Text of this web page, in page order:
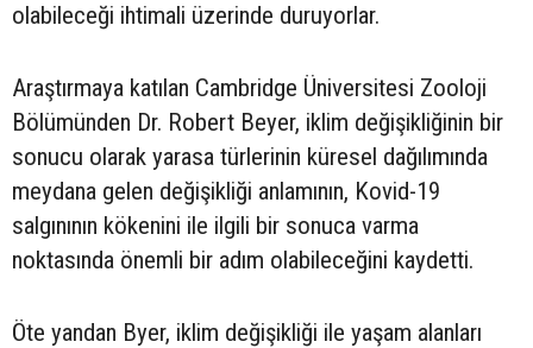
olabileceği ihtimali üzerinde duruyorlar.
Araştırmaya katılan Cambridge Üniversitesi Zooloji
Bölümünden Dr. Robert Beyer, iklim değişikliğinin bir
sonucu olarak yarasa türlerinin küresel dağılımında
meydana gelen değişikliği anlamının, Kovid-19
salgınının kökenini ile ilgili bir sonuca varma
noktasında önemli bir adım olabileceğini kaydetti.
Öte yandan Byer, iklim değişikliği ile yaşam alanları